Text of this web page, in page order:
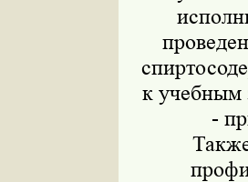
к учебным
-